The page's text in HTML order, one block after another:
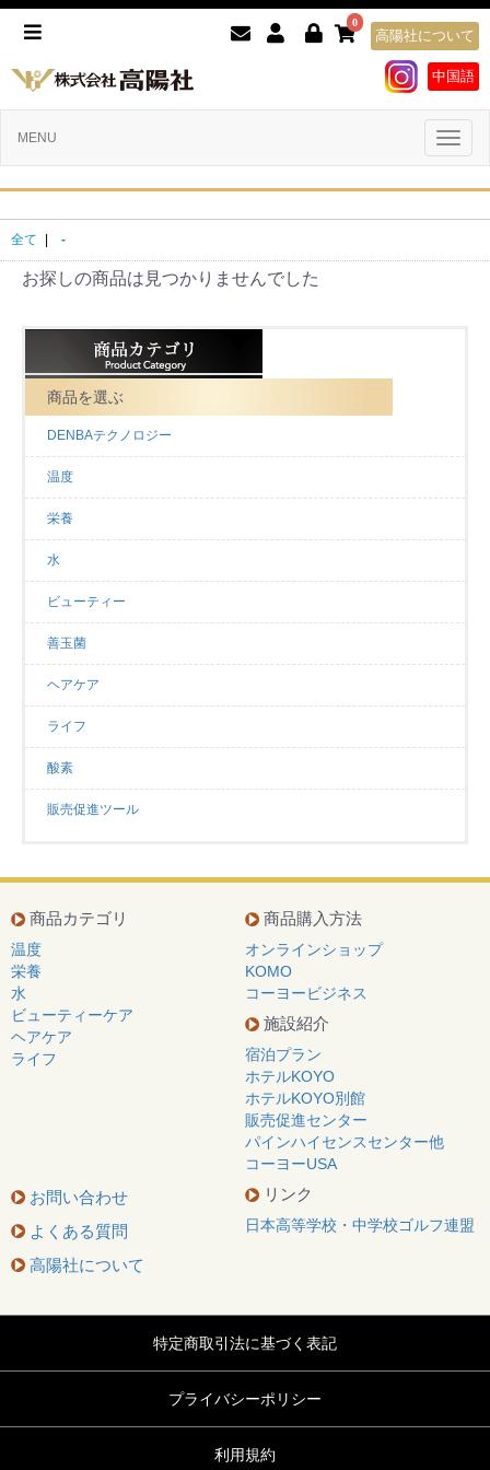
0
高陽社について
中国語
MENU
全て -
お探しの商品は見つかりませんでした
商品を選ぶ
DENBAテクノロジー
温度
栄養
水
ビューティー
善玉菌
ヘアケア
ライフ
酸素
販売促進ツール
商品カテゴリ
温度
栄養
水
ビューティーケア
ヘアケア
ライフ
商品購入方法
オンラインショップ
KOMO
コーヨービジネス
施設紹介
宿泊プラン
ホテルKOYO
ホテルKOYO別館
販売促進センター
パインハイセンスセンター他
コーヨーUSA
お問い合わせ
よくある質問
高陽社について
リンク
日本高等学校・中学校ゴルフ連盟
特定商取引法に基づく表記
プライバシーポリシー
利用規約